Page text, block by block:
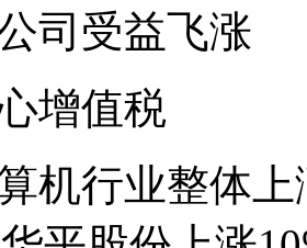
司受益飞涨
增值税
机行业整体